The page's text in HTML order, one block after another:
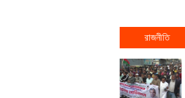
রাজনীতি